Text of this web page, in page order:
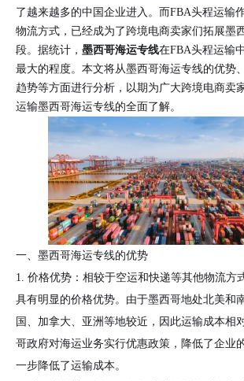
了越来越多的中国企业进入。而FBA头程运输
物流方式，已经成为了跨境电商卖家们拓展墨
段。据统计， 墨西哥海运专线在FBA头程运输
最大的程度。本文将从墨西哥海运专线的优势
趋势等方面进行分析，以期为广大跨境电商卖
运输墨西哥海运专线的全面了解。
一、墨西哥海运专线的优势
1. 价格优势：相较于空运和快递等其他物流方
具有明显的价格优势。由于墨西哥地处北美和
国、加拿大、亚洲等地较近，因此运输成本相
哥政府对海运业务实行优惠政策，降低了企业
一步降低了运输成本。